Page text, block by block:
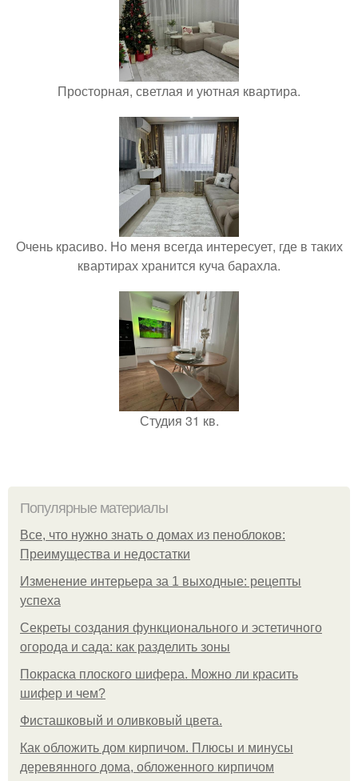
Просторная, светлая и уютная квартира.
Очень красиво. Но меня всегда интересует, где в таких
квартирах хранится куча барахла.
Студия 31 кв.
Популярные материалы
Все, что нужно знать о домах из пеноблоков:
Преимущества и недостатки
Изменение интерьера за 1 выходные: рецепты
успеха
Секреты создания функционального и эстетичного
огорода и сада: как разделить зоны
Покраска плоского шифера. Можно ли красить
шифер и чем?
Фисташковый и оливковый цвета.
Как обложить дом кирпичом. Плюсы и минусы
деревянного дома, обложенного кирпичом